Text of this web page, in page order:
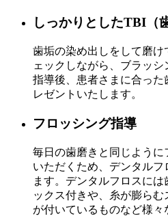
しっかりとしたTBI（
歯垢の染め出しをして磨
ェックしながら、ブラッシ
指導後、患者さまに合っ
レゼントいたします。
フロッシング指導
毎日の歯磨きと同じよう
いただくため、デンタル
ます。デンタルフロスに
ックス付きや、糸が膨ら
が付いているものなど様